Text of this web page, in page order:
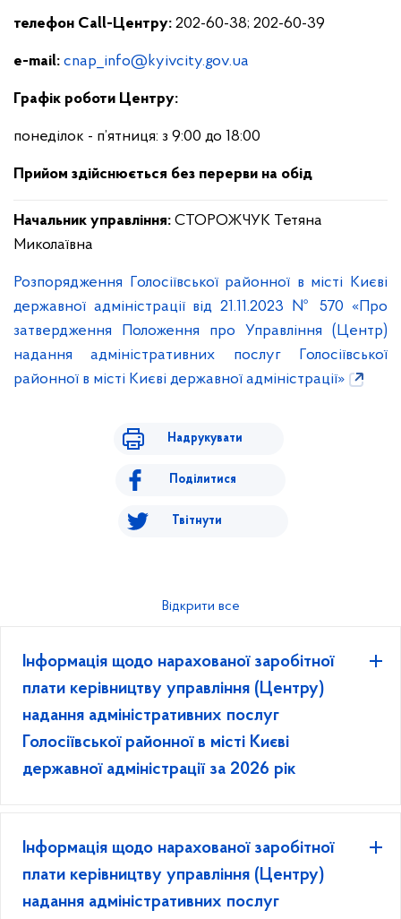
телефон Сall-Центру: 202-60-38; 202-60-39
e-mail: cnap_info@kyivcity.gov.ua
Графік роботи Центру:
понеділок - п’ятниця: з 9:00 до 18:00
Прийом здійснюється без перерви на обід
Начальник управління: СТОРОЖЧУК Тетяна
Миколаївна
Розпорядження Голосіївської районної в місті Києві
державної адміністрації від 21.11.2023 № 570 «Про
затвердження Положення про Управління (Центр)
надання адміністративних послуг Голосіївської
районної в місті Києві державної адміністрації»
Надрукувати
Поділитися
Твітнути
Відкрити все
Інформація щодо нарахованої заробітної
плати керівництву управління (Центру)
надання адміністративних послуг
Голосіївської районної в місті Києві
державної адміністрації за 2026 рік
Інформація щодо нарахованої заробітної
плати керівництву управління (Центру)
надання адміністративних послуг